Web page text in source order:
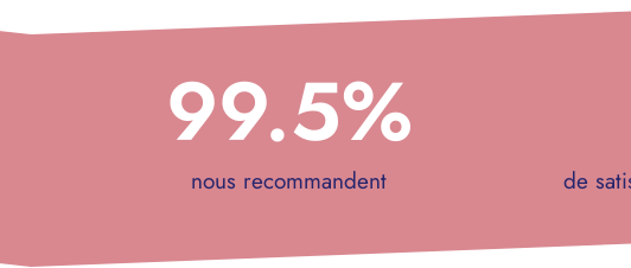
nous recommandent
99.5%
de